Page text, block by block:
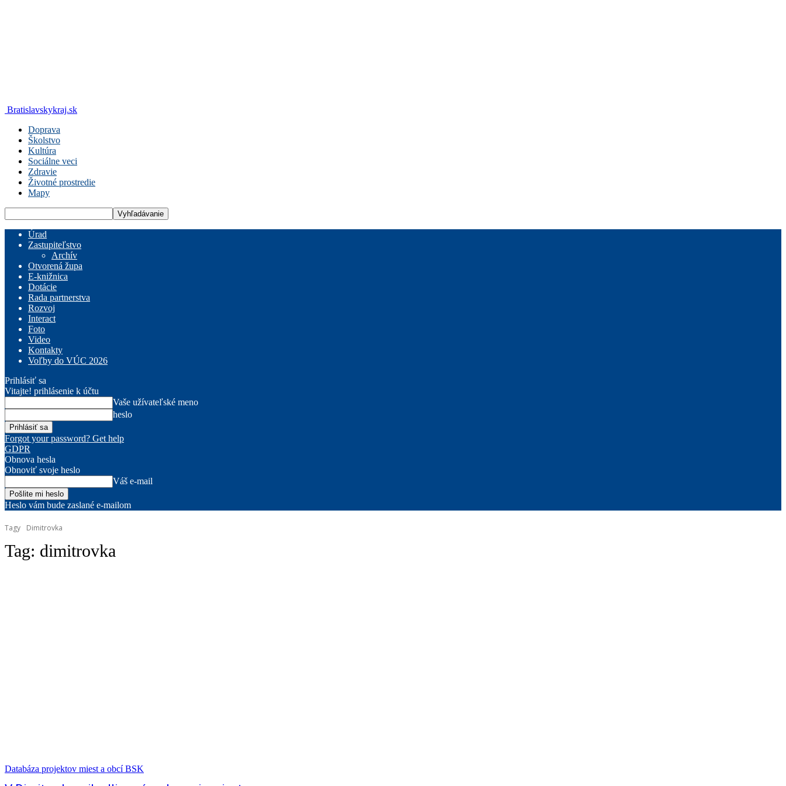
Bratislavskykraj.sk
Doprava
Školstvo
Kultúra
Sociálne veci
Zdravie
Životné prostredie
Mapy
Úrad
Zastupiteľstvo
Archív
Otvorená župa
E-knižnica
Dotácie
Rada partnerstva
Rozvoj
Interact
Foto
Video
Kontakty
Voľby do VÚC 2026
Prihlásiť sa
Vitajte! prihlásenie k účtu
Vaše užívateľské meno
heslo
Forgot your password? Get help
GDPR
Obnova hesla
Obnoviť svoje heslo
Váš e-mail
Heslo vám bude zaslané e-mailom
Tagy Dimitrovka
Tag: dimitrovka
Databáza projektov miest a obcí BSK